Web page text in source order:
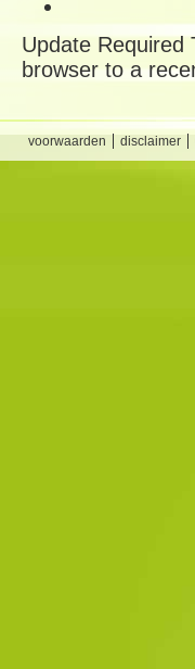
Update Required
browser to a
voorwaarden disclaimer